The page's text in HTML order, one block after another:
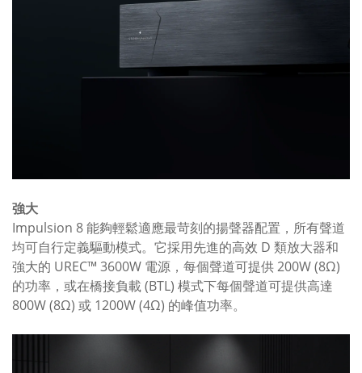
強大
Impulsion 8 能夠輕鬆適應最苛刻的揚聲器配置，所有聲道
均可自行定義驅動模式。它採用先進的高效 D 類放大器和
強大的 UREC™ 3600W 電源，每個聲道可提供 200W (8Ω)
的功率，或在橋接負載 (BTL) 模式下每個聲道可提供高達
800W (8Ω) 或 1200W (4Ω) 的峰值功率。